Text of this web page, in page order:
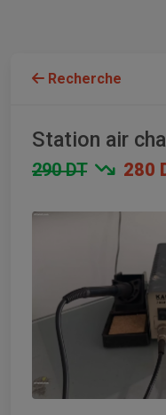
Recherche
Station air
290 DT 280